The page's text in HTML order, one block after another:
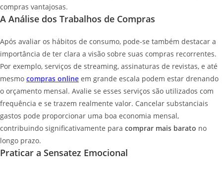
compras vantajosas.
A Análise dos Trabalhos de Compras
Após avaliar os hábitos de consumo, pode-se também destacar a
importância de ter clara a visão sobre suas compras recorrentes.
Por exemplo, serviços de streaming, assinaturas de revistas, e até
mesmo compras online em grande escala podem estar drenando
o orçamento mensal. Avalie se esses serviços são utilizados com
frequência e se trazem realmente valor. Cancelar substanciais
gastos pode proporcionar uma boa economia mensal,
contribuindo significativamente para comprar mais barato no
longo prazo.
Praticar a Sensatez Emocional